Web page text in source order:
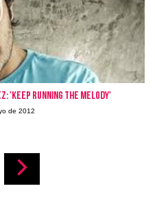
'Keep Running The Melody'
de 2012